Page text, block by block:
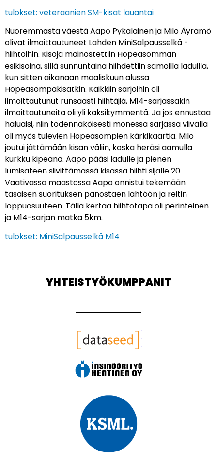
tulokset: veteraanien SM-kisat lauantai
Nuoremmasta väestä Aapo Pykäläinen ja Milo Äyrämö
olivat ilmoittautuneet Lahden MiniSalpausselkä -
hiihtoihin. Kisoja mainostettiin Hopeasomman
esikisoina, sillä sunnuntaina hiihdettiin samoilla laduilla,
kun sitten aikanaan maaliskuun alussa
Hopeasompakisatkin. Kaikkiin sarjoihin oli
ilmoittautunut runsaasti hiihtäjiä, M14-sarjassakin
ilmoittautuneita oli yli kaksikymmentä. Ja jos ennustaa
haluaisi, niin todennäköisesti monessa sarjassa viivalla
oli myös tulevien Hopeasompien kärkikaartia. Milo
joutui jättämään kisan väliin, koska heräsi aamulla
kurkku kipeänä. Aapo pääsi ladulle ja pienen
lumisateen siivittämässä kisassa hiihti sijalle 20.
Vaativassa maastossa Aapo onnistui tekemään
tasaisen suorituksen panostaen lähtöön ja reitin
loppuosuuteen. Tällä kertaa hiihtotapa oli perinteinen
ja M14-sarjan matka 5km.
tulokset: MiniSalpausselkä M14
YHTEISTYÖKUMPPANIT